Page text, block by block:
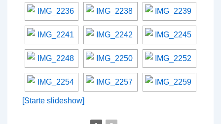
[Starte slideshow]